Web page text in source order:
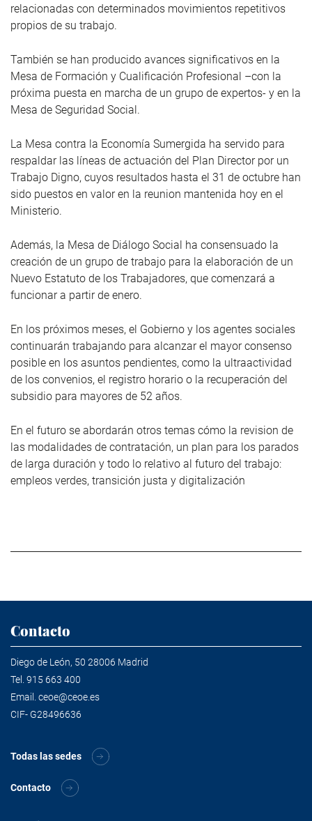
relacionadas con determinados movimientos repetitivos
propios de su trabajo.
También se han producido avances significativos en la
Mesa de Formación y Cualificación Profesional –con la
próxima puesta en marcha de un grupo de expertos- y en la
Mesa de Seguridad Social.
La Mesa contra la Economía Sumergida ha servido para
respaldar las líneas de actuación del Plan Director por un
Trabajo Digno, cuyos resultados hasta el 31 de octubre han
sido puestos en valor en la reunion mantenida hoy en el
Ministerio.
Además, la Mesa de Diálogo Social ha consensuado la
creación de un grupo de trabajo para la elaboración de un
Nuevo Estatuto de los Trabajadores, que comenzará a
funcionar a partir de enero.
En los próximos meses, el Gobierno y los agentes sociales
continuarán trabajando para alcanzar el mayor consenso
posible en los asuntos pendientes, como la ultraactividad
de los convenios, el registro horario o la recuperación del
subsidio para mayores de 52 años.
En el futuro se abordarán otros temas cómo la revision de
las modalidades de contratación, un plan para los parados
de larga duración y todo lo relativo al futuro del trabajo:
empleos verdes, transición justa y digitalización
Contacto
Diego de León, 50 28006 Madrid
Tel. 915 663 400
Email. ceoe@ceoe.es
CIF- G28496636
Todas las sedes
Contacto